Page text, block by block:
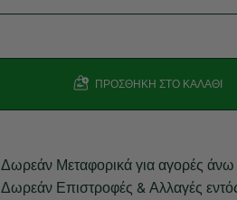
ΠΡΟΣΘΉΚΗ ΣΤΟ ΚΑΛΆΘΙ
Δωρεάν Μεταφορικά για αγορές
Δωρεάν Επιστροφές & Αλλαγές